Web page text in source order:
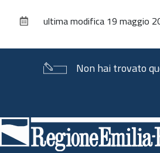
documentoultima modifica 19 maggio
Non hai trovato
di
pagina